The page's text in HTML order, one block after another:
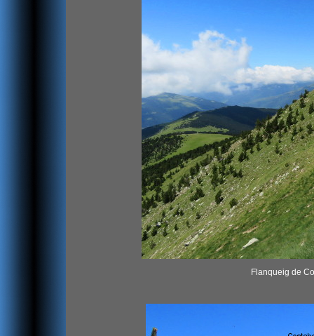
Flanqueig de